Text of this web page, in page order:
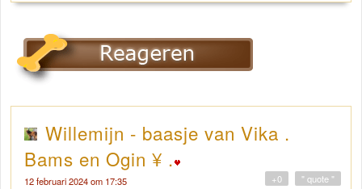
Willemijn - baasje van Vika .
Bams en Ogin ¥ .
12 februari 2024 om 17:35 " quote "
+0